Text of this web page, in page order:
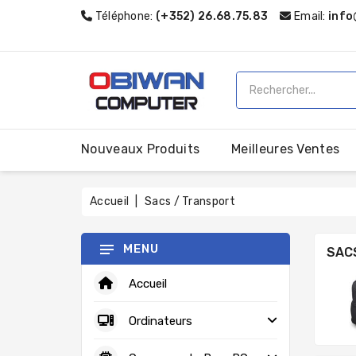
Téléphone: (+352) 26.68.75.83 Email:
Nouveaux Produits Meilleures Ventes
Accueil Sacs / Transport
MENU
Accueil
Ordinateurs